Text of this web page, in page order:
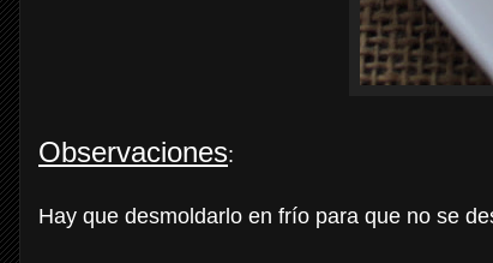
Observaciones:
Hay que desmoldarlo en frío para que no se